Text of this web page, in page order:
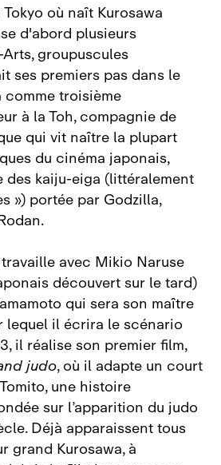
où naît Kurosawa
d'abord plusieurs
groupuscules
ses premiers pas dans le
troisième
à la Toh, compagnie de
qui vit naître la plupart
du cinéma japonais,
des kaiju‑eiga (littéralement
») portée par Godzilla,
avec Mikio Naruse
découvert sur le tard)
qui sera son maître
lequel il écrira le scénario
il réalise son premier film,
judo, où il adapte un court
une histoire
sur l’apparition du judo
Déjà apparaissent tous
grand Kurosawa, à